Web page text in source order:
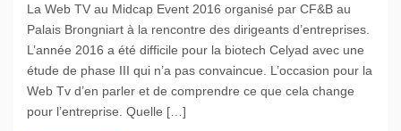
La Web TV au Midcap Event 2016 organisé par CF&B au
Palais Brongniart à la rencontre des dirigeants d’entreprises.
L’année 2016 a été difficile pour la biotech Celyad avec une
étude de phase III qui n’a pas convaincue. L’occasion pour la
Web Tv d’en parler et de comprendre ce que cela change
pour l’entreprise. Quelle […]